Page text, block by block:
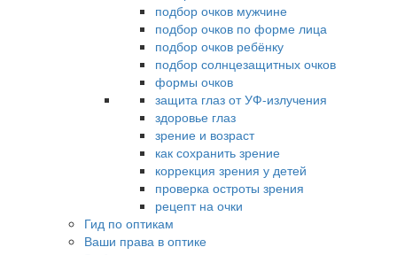
подбор очков мужчине
подбор очков по форме лица
подбор очков ребёнку
подбор солнцезащитных очков
формы очков
защита глаз от УФ-излучения
здоровье глаз
зрение и возраст
как сохранить зрение
коррекция зрения у детей
проверка остроты зрения
рецепт на очки
Гид по оптикам
Ваши права в оптике